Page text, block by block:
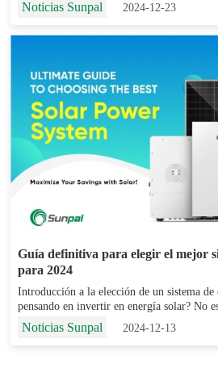
fiestas llenas de alegría, calidez y p...
Noticias Sunpal 2024-12-23
Guía definitiva para elegir el mejor
para 2024
Introducción a la elección de un sistema de
pensando en invertir en energía solar? No es el único. Muchos
propietarios de viviendas y empresas se
sistema de energí...
Noticias Sunpal 2024-12-13